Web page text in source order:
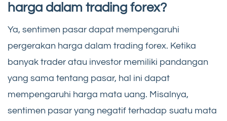
harga dalam trading forex?
Ya, sentimen pasar dapat mempengaruhi
pergerakan harga dalam trading forex. Ketika
banyak trader atau investor memiliki pandangan
yang sama tentang pasar, hal ini dapat
mempengaruhi harga mata uang. Misalnya,
sentimen pasar yang negatif terhadap suatu mata